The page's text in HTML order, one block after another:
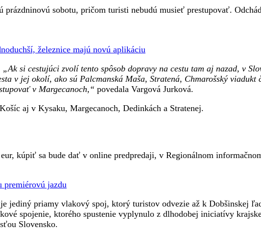
prázdninovú sobotu, pričom turisti nebudú musieť prestupovať.
železnice majú novú aplikáciu
„Ak si cestujúci zvolí tento spôsob dopravy na cestu tam aj nazad, v
v jej okolí, ako sú Palcmanská Maša, Stratená, Chmarošský
v Margecanoch,“ povedala Vargová Jurková.
aj v Kysaku, Margecanoch, Dedinkách a Stratenej.
kúpiť sa bude dať v online predpredaji, v Regionálnom
premiérovú jazdu
jediný priamy vlakový spoj, ktorý turistov odvezie až k Dobšinskej
spojenie, ktorého spustenie vyplynulo z dlhodobej iniciatívy
Slovensko.